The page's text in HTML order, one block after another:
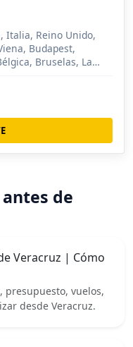
Italia, Reino Unido,
Budapest,
Bruselas, La
de
Veracruz | Cómo
vuelos,
desde Veracruz.